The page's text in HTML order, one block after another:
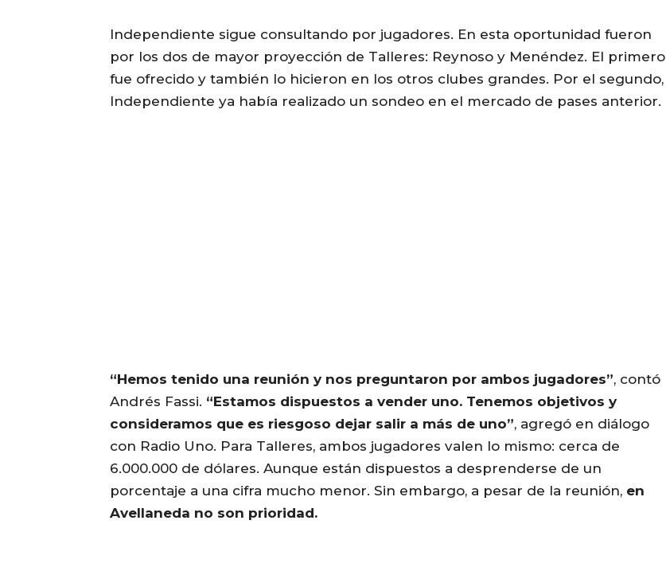
Independiente sigue consultando por jugadores. En esta oportunidad fueron
por los dos de mayor proyección de Talleres: Reynoso y Menéndez. El primero
fue ofrecido y también lo hicieron en los otros clubes grandes. Por el segundo,
Independiente ya había realizado un sondeo en el mercado de pases anterior.
“Hemos tenido una reunión y nos preguntaron por ambos jugadores”, contó
Andrés Fassi. “Estamos dispuestos a vender uno. Tenemos objetivos y
consideramos que es riesgoso dejar salir a más de uno”, agregó en diálogo
con Radio Uno. Para Talleres, ambos jugadores valen lo mismo: cerca de
6.000.000 de dólares. Aunque están dispuestos a desprenderse de un
porcentaje a una cifra mucho menor. Sin embargo, a pesar de la reunión, en
Avellaneda no son prioridad.